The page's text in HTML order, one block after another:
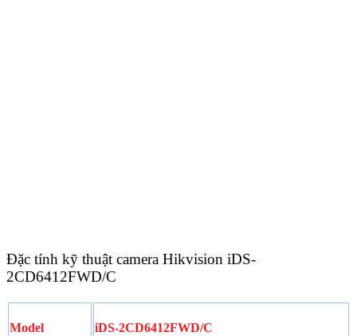
Đặc tính kỹ thuật camera Hikvision iDS-
2CD6412FWD/C
Model iDS-2CD6412FWD/C